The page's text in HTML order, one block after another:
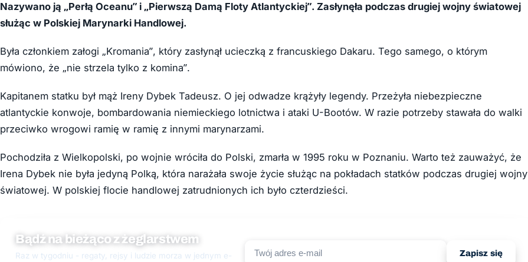
Nazywano ją „Perłą Oceanu” i „Pierwszą Damą Floty Atlantyckiej”. Zasłynęła podczas drugiej wojny światowej
służąc w Polskiej Marynarki Handlowej.
Była członkiem załogi „Kromania”, który zasłynął ucieczką z francuskiego Dakaru. Tego samego, o którym
mówiono, że „nie strzela tylko z komina”.
Kapitanem statku był mąż Ireny Dybek Tadeusz. O jej odwadze krążyły legendy. Przeżyła niebezpieczne
atlantyckie konwoje, bombardowania niemieckiego lotnictwa i ataki U-Bootów. W razie potrzeby stawała do walki
przeciwko wrogowi ramię w ramię z innymi marynarzami.
Pochodziła z Wielkopolski, po wojnie wróciła do Polski, zmarła w 1995 roku w Poznaniu. Warto też zauważyć, że
Irena Dybek nie była jedyną Polką, która narażała swoje życie służąc na pokładach statków podczas drugiej wojny
światowej. W polskiej flocie handlowej zatrudnionych ich było czterdzieści.
Bądź na bieżąco z żeglarstwem
Raz w tygodniu - regaty, rejsy i ludzie morza w jednym e-
Zapisz się